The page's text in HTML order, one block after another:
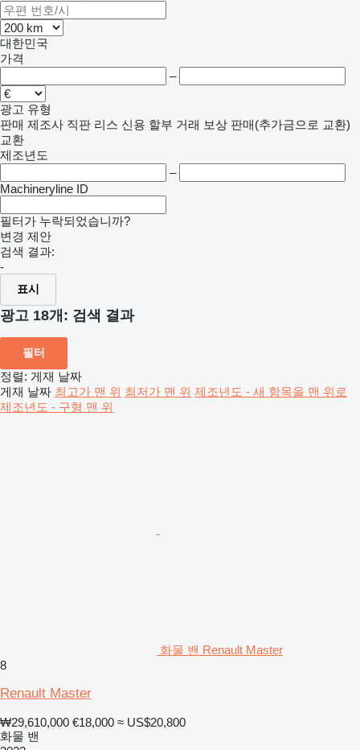
대한민국
가격
–
광고 유형
판매 제조사 직판 리스 신용 할부 거래 보상 판매(추가금으로 교환)
교환
제조년도
–
Machineryline ID
필터가 누락되었습니까?
변경 제안
검색 결과:
-
표시
광고 18개: 검색 결과
필터
정렬: 게재 날짜
게재 날짜 최고가 맨 위 최저가 맨 위 제조년도 - 새 항목을 맨 위로
제조년도 - 구형 맨 위
화물 밴 Renault Master
8
Renault Master
₩29,610,000 €18,000 ≈ US$20,800
화물 밴